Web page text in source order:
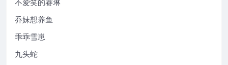
乔妹想养鱼
乖乖雪崽
九头蛇